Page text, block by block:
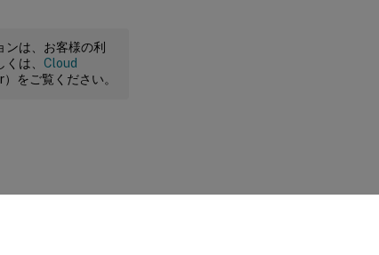
ンは、お客様の利
は、 Cloud
をご覧ください。